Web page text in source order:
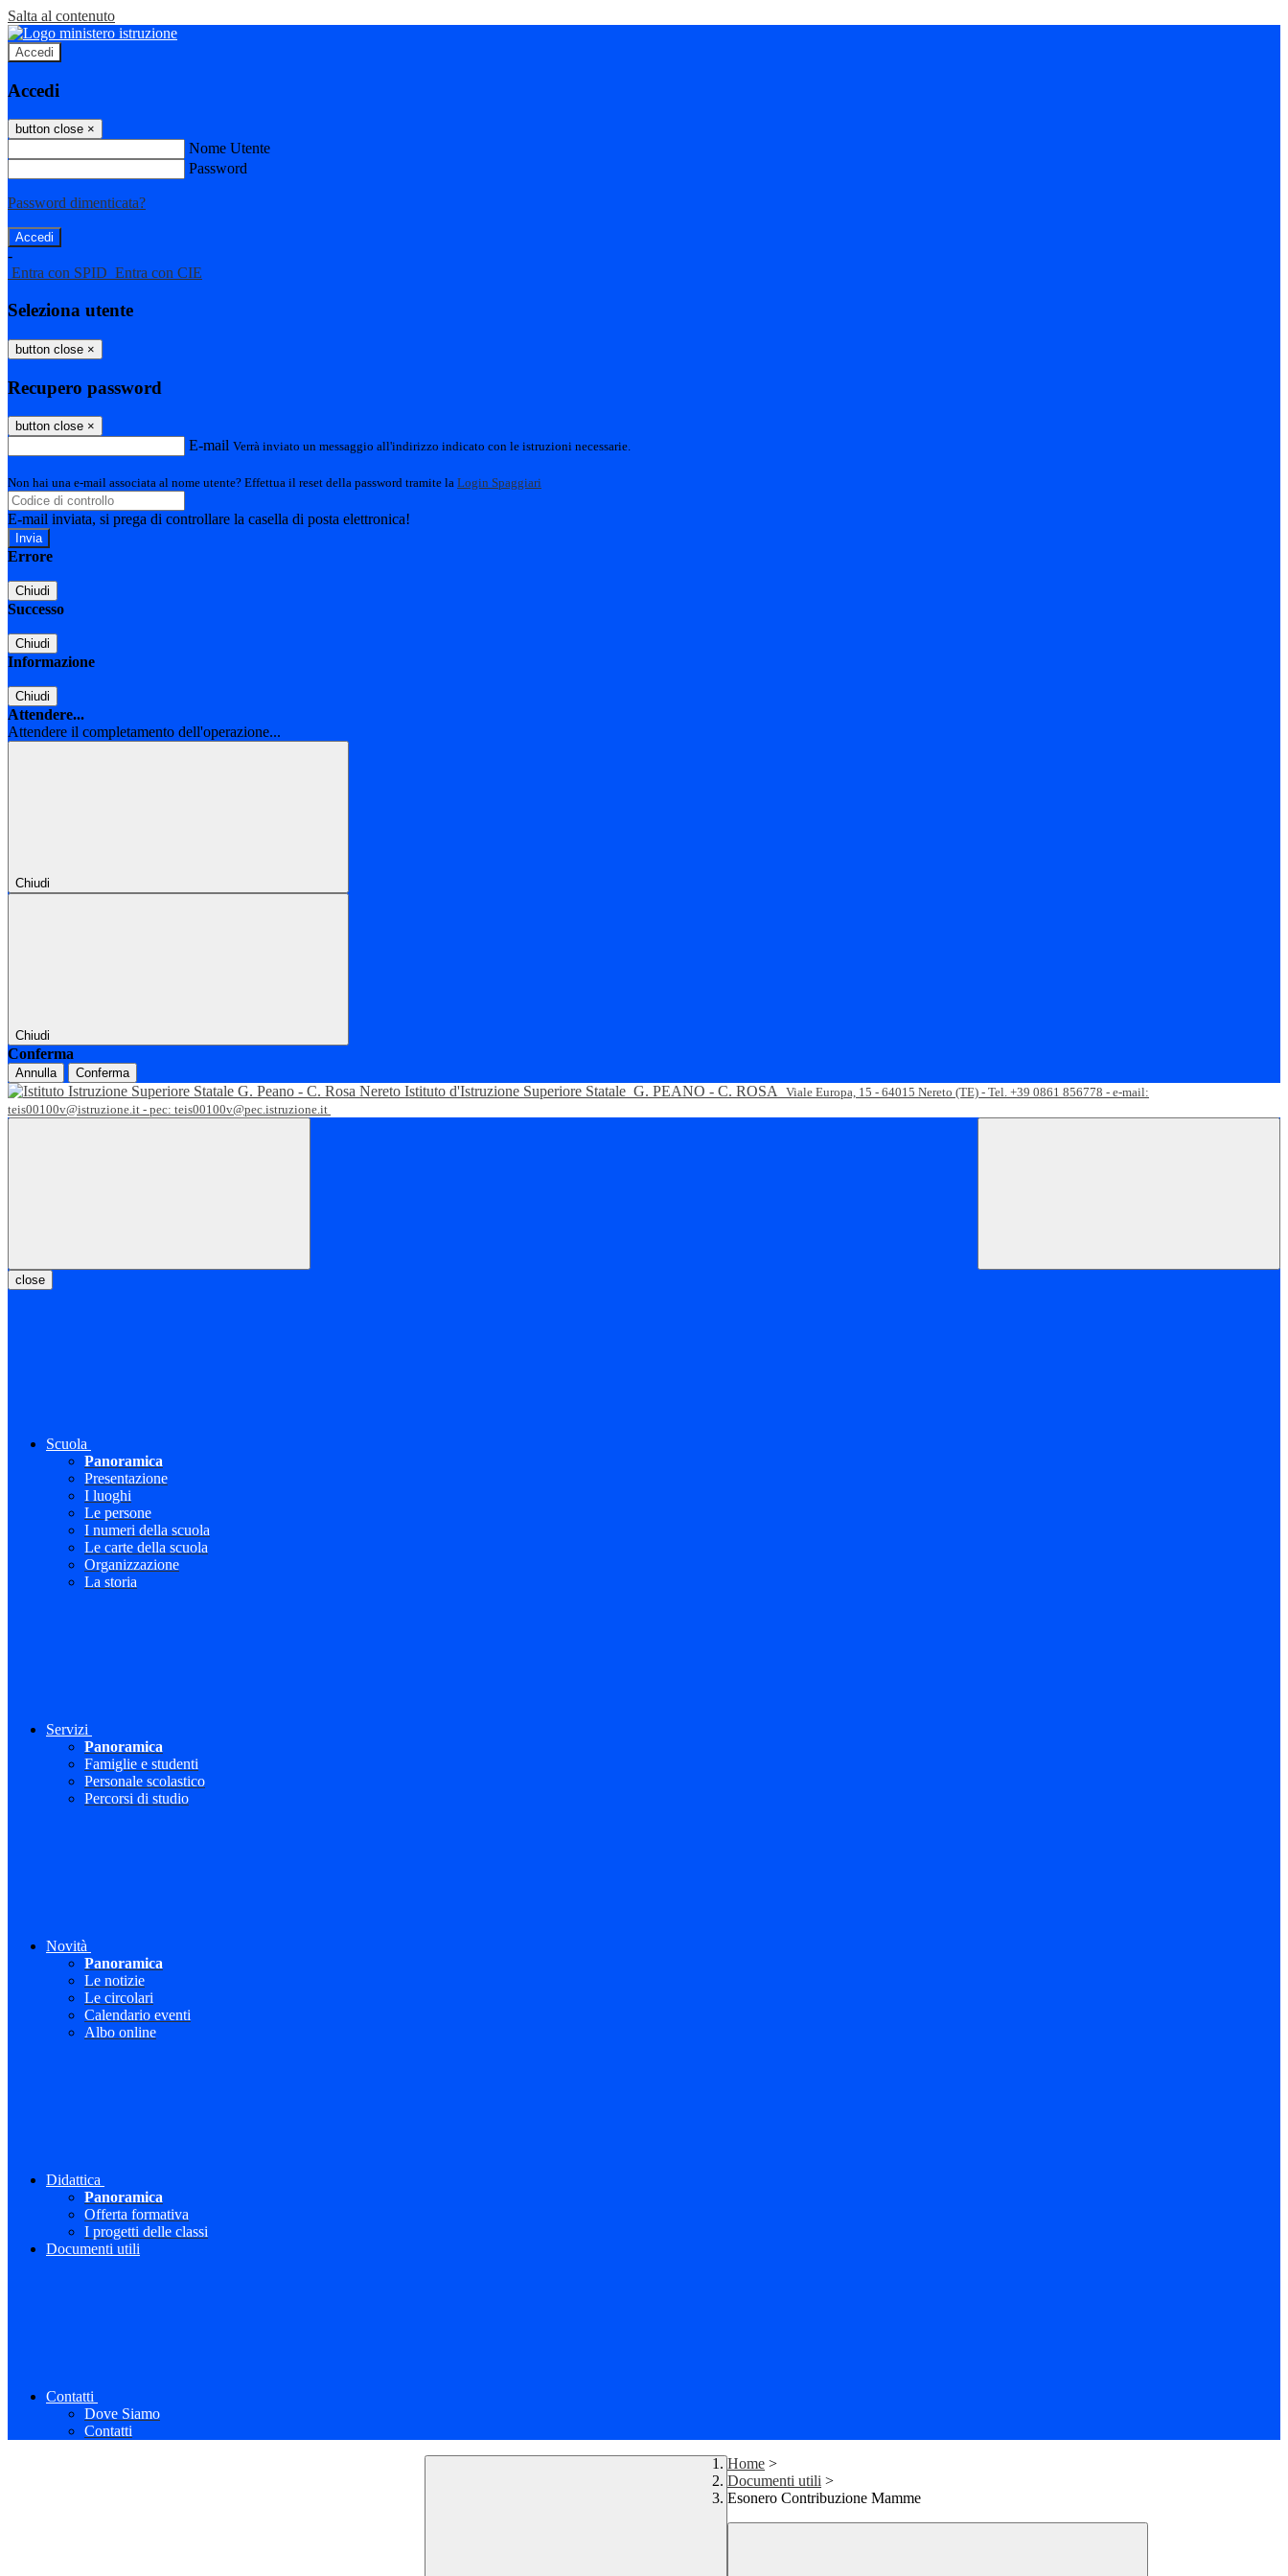
Salta al contenuto
Accedi
Accedi
button close ×
Nome Utente
Password
Password dimenticata?
-
Entra con SPID Entra con CIE
Seleziona utente
button close ×
Recupero password
button close ×
E-mail Verrà inviato un messaggio all'indirizzo indicato con le istruzioni necessarie.
Non hai una e-mail associata al nome utente? Effettua il reset della password tramite la Login Spaggiari
E-mail inviata, si prega di controllare la casella di posta elettronica!
Errore
Chiudi
Successo
Chiudi
Informazione
Chiudi
Attendere...
Attendere il completamento dell'operazione...
Chiudi
Chiudi
Conferma
Annulla Conferma
Istituto d'Istruzione Superiore Statale G. PEANO - C. ROSA
Viale Europa, 15 - 64015 Nereto (TE) - Tel. +39 0861 856778 - e-mail:
teis00100v@istruzione.it - pec: teis00100v@pec.istruzione.it
close
Scuola
Panoramica
Presentazione
I luoghi
Le persone
I numeri della scuola
Le carte della scuola
Organizzazione
La storia
Servizi
Panoramica
Famiglie e studenti
Personale scolastico
Percorsi di studio
Novità
Panoramica
Le notizie
Le circolari
Calendario eventi
Albo online
Didattica
Panoramica
Offerta formativa
I progetti delle classi
Documenti utili
Contatti
Dove Siamo
Contatti
Home >
Documenti utili >
Esonero Contribuzione Mamme